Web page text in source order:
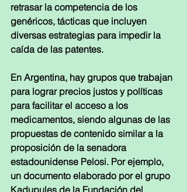
retrasar la competencia de los
genéricos, tácticas que incluyen
diversas estrategias para impedir la
caída de las patentes.
En Argentina, hay grupos que trabajan
para lograr precios justos y políticas
para facilitar el acceso a los
medicamentos, siendo algunas de las
propuestas de contenido similar a la
proposición de la senadora
estadounidense Pelosi. Por ejemplo,
un documento elaborado por el grupo
Kadupules de la Fundación del